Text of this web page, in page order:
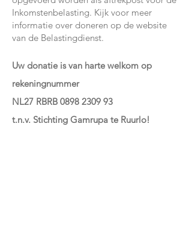
Inkomstenbelasting. Kijk voor meer
informatie over doneren op de website
van de Belastingdienst.
Uw donatie is van harte welkom op
rekeningnummer
NL27 RBRB 0898 2309 93
t.n.v. Stichting Gamrupa te Ruurlo!